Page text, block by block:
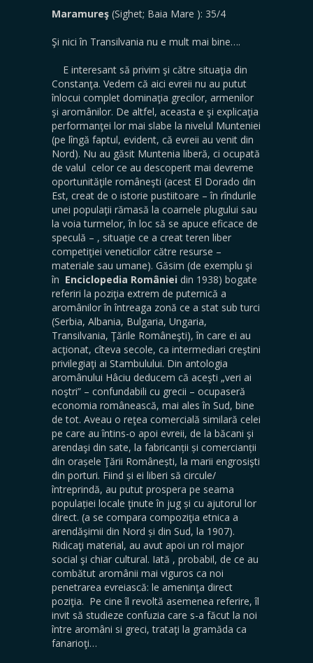
Maramureş (Sighet; Baia Mare ): 35/4
Şi nici în Transilvania nu e mult mai bine….
E interesant să privim şi către situaţia din
Constanţa. Vedem că aici evreii nu au putut
înlocui complet dominaţia grecilor, armenilor
şi aromânilor. De altfel, aceasta e şi explicaţia
performanţei lor mai slabe la nivelul Munteniei
(pe lîngă faptul, evident, că evreii au venit din
Nord). Nu au găsit Muntenia liberă, ci ocupată
de valul celor ce au descoperit mai devreme
oportunităţile româneşti (acest El Dorado din
Est, creat de o istorie pustiitoare – în rîndurile
unei populaţii rămasă la coarnele plugului sau
la voia turmelor, în loc să se apuce eficace de
speculă – , situaţie ce a creat teren liber
competiţiei veneticilor către resurse –
materiale sau umane). Găsim (de exemplu şi
în Enciclopedia României din 1938) bogate
referiri la poziţia extrem de puternică a
aromânilor în întreaga zonă ce a stat sub turci
(Serbia, Albania, Bulgaria, Ungaria,
Transilvania, Ţările Româneşti), în care ei au
acţionat, cîteva secole, ca intermediari creştini
privilegiaţi ai Stambulului. Din antologia
aromânului Hâciu deducem că aceşti „veri ai
noştri” – confundabili cu grecii – ocupaseră
economia românească, mai ales în Sud, bine
de tot. Aveau o reţea comercială similară celei
pe care au întins-o apoi evreii, de la băcani şi
arendaşi din sate, la fabricanții și comercianții
din orașele Ţării Românești, la marii engrosişti
din porturi. Fiind și ei liberi să circule/
întreprindă, au putut prospera pe seama
populației locale ţinute în jug și cu ajutorul lor
direct. (a se compara compoziţia etnica a
arendăşimii din Nord și din Sud, la 1907).
Ridicaţi material, au avut apoi un rol major
social şi chiar cultural. Iată , probabil, de ce au
combătut aromânii mai viguros ca noi
penetrarea evreiască: le ameninţa direct
poziţia. Pe cine îl revoltă asemenea referire, îl
invit să studieze confuzia care s-a făcut la noi
între aromâni si greci, trataţi la gramăda ca
fanarioţi…